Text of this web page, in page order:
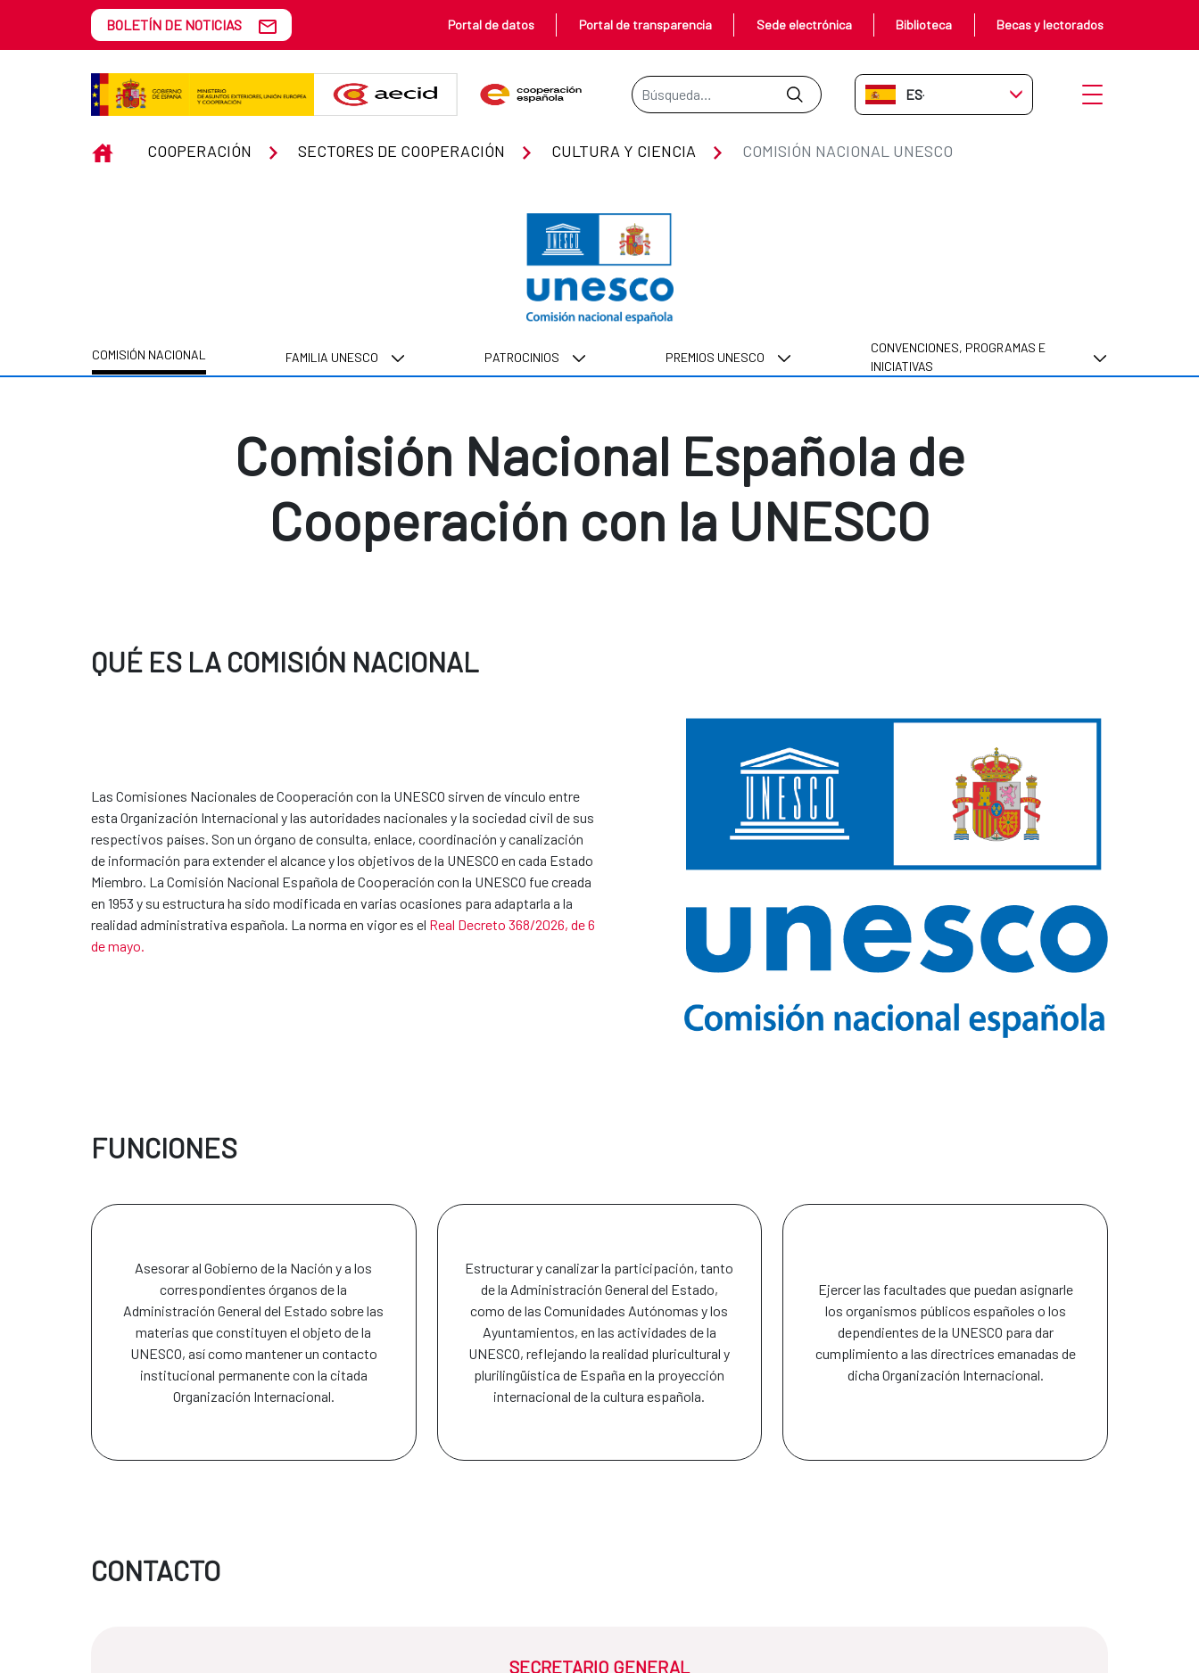
Saltar al contenido principal
Comisión Nacional UNESCO
BOLETÍN DE NOTICIAS Portal de datos Portal de transparencia Sede electrónica Biblioteca Becas y lectorados
Barra de búsqueda
ES-ES Abrir menú
INICIOCOOPERACIÓN SECTORES DE COOPERACIÓN CULTURA Y CIENCIA COMISIÓN NACIONAL UNESCO
COMISIÓN NACIONAL FAMILIA UNESCO PATROCINIOS PREMIOS UNESCO
CONVENCIONES, PROGRAMAS E
INICIATIVAS
Comisión Nacional Española de
Cooperación con la UNESCO
QUÉ ES LA COMISIÓN NACIONAL
Las Comisiones Nacionales de Cooperación con la UNESCO sirven de vínculo entre
esta Organización Internacional y las autoridades nacionales y la sociedad civil de sus
respectivos países. Son un órgano de consulta, enlace, coordinación y canalización
de información para extender el alcance y los objetivos de la UNESCO en cada Estado
Miembro. La Comisión Nacional Española de Cooperación con la UNESCO fue creada
en 1953 y su estructura ha sido modificada en varias ocasiones para adaptarla a la
realidad administrativa española. La norma en vigor es el Real Decreto 368/2026, de 6
de mayo.
FUNCIONES
Asesorar al Gobierno de la Nación y a los
correspondientes órganos de la
Administración General del Estado sobre las
materias que constituyen el objeto de la
UNESCO, así como mantener un contacto
institucional permanente con la citada
Organización Internacional.
Estructurar y canalizar la participación, tanto
de la Administración General del Estado,
como de las Comunidades Autónomas y los
Ayuntamientos, en las actividades de la
UNESCO, reflejando la realidad pluricultural y
plurilingüística de España en la proyección
internacional de la cultura española.
Ejercer las facultades que puedan asignarle
los organismos públicos españoles o los
dependientes de la UNESCO para dar
cumplimiento a las directrices emanadas de
dicha Organización Internacional.
CONTACTO
SECRETARIO GENERAL